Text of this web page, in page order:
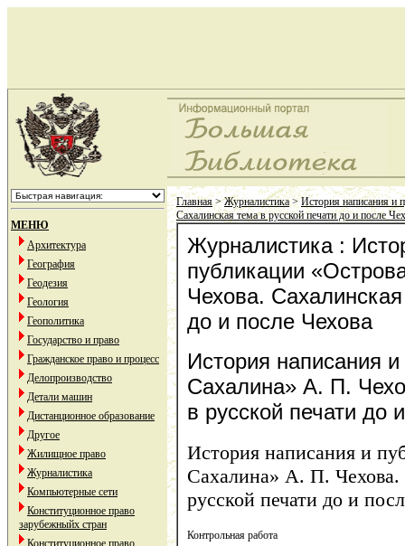
МЕНЮ
Архитектура
География
Геодезия
Геология
Геополитика
Государство и право
Гражданское право и процесс
Делопроизводство
Детали машин
Дистанционное образование
Другое
Жилищное право
Журналистика
Компьютерные сети
Конституционное право
зарубежныйх стран
Конституционное право
Главная>Журналистика>История написания и
Сахалинская тема в русской печати до и после
Журналистика :
публикации
Чехова.
до и после Чехова
История написания
Сахалина» А. П.
в русской печати до
История написания и
Сахалина» А. П. Чехова.
русской печати до и
Контрольная работа